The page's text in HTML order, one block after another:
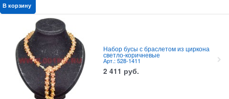
В корзину
Набор бусы с браслетом из циркона
светло-коричневые
Арт.: 528-1411
2 411 руб.